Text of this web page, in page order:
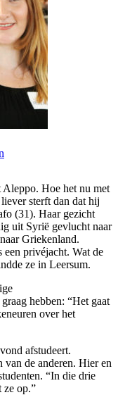
Hoe het nu met
sterft dan dat hij
(31). Haar gezicht
uit Syrië gevlucht naar
Griekenland.
privéjacht. Wat de
ze in Leersum.
hebben: “Het gaat
over het
afstudeert.
van de anderen. Hier en
“In die drie
ze op.”